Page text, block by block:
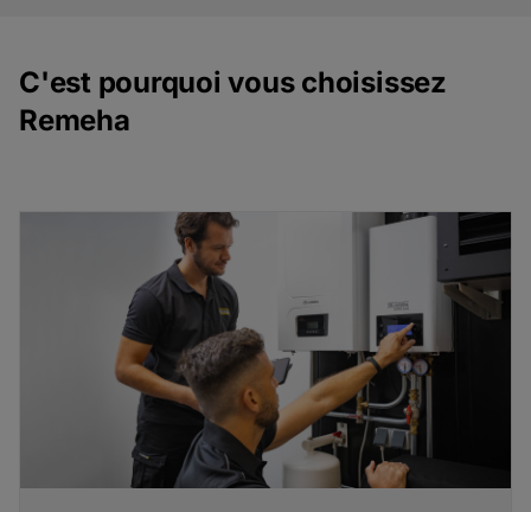
C'est pourquoi vous choisissez
Remeha